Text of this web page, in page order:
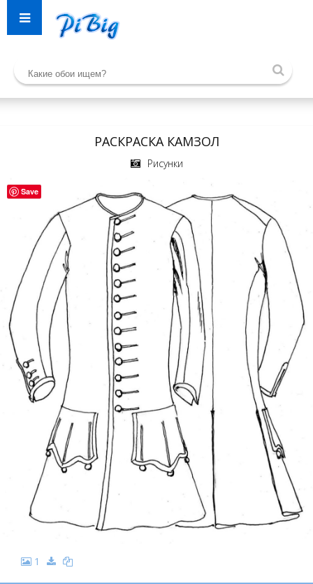
РАСКРАСКА КАМЗОЛ
Рисунки
1
Save